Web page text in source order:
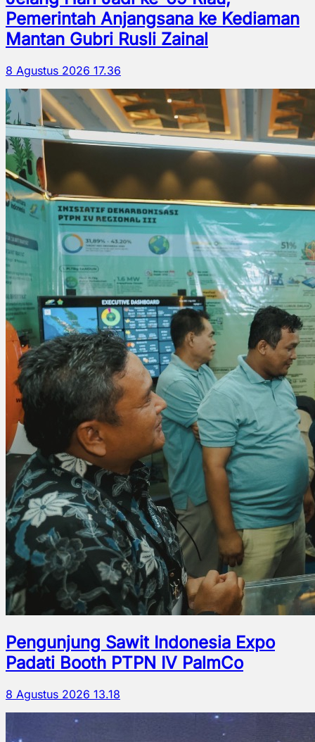
Pemerintah Anjangsana ke Kediaman
Mantan Gubri Rusli Zainal
8 Agustus 2026 17.36
Pengunjung Sawit Indonesia Expo
Padati Booth PTPN IV PalmCo
8 Agustus 2026 13.18